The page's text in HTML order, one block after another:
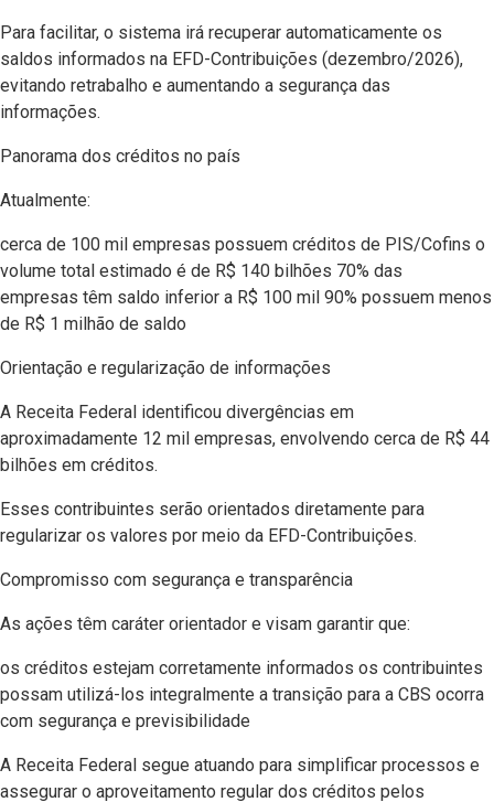
Para facilitar, o sistema irá recuperar automaticamente os
saldos informados na EFD-Contribuições (dezembro/2026),
evitando retrabalho e aumentando a segurança das
informações.
Panorama dos créditos no país
Atualmente:
cerca de 100 mil empresas possuem créditos de PIS/Cofins o
volume total estimado é de R$ 140 bilhões 70% das
empresas têm saldo inferior a R$ 100 mil 90% possuem menos
de R$ 1 milhão de saldo
Orientação e regularização de informações
A Receita Federal identificou divergências em
aproximadamente 12 mil empresas, envolvendo cerca de R$ 44
bilhões em créditos.
Esses contribuintes serão orientados diretamente para
regularizar os valores por meio da EFD-Contribuições.
Compromisso com segurança e transparência
As ações têm caráter orientador e visam garantir que:
os créditos estejam corretamente informados os contribuintes
possam utilizá-los integralmente a transição para a CBS ocorra
com segurança e previsibilidade
A Receita Federal segue atuando para simplificar processos e
assegurar o aproveitamento regular dos créditos pelos